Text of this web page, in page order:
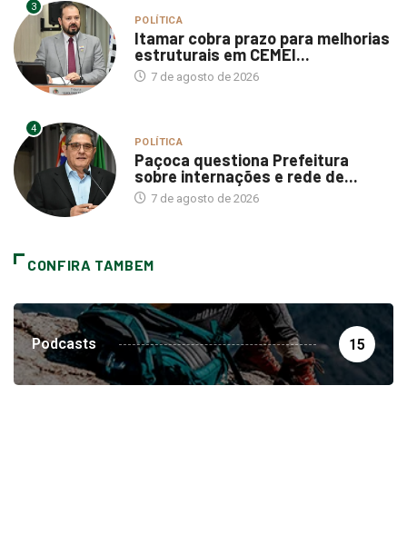
3
POLÍTICA
Itamar cobra prazo para melhorias
estruturais em CEMEI...
7 de agosto de 2026
4
POLÍTICA
Paçoca questiona Prefeitura
sobre internações e rede de...
7 de agosto de 2026
CONFIRA TAMBEM
Podcasts 15